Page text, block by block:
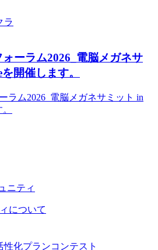
ラ
ーラム2026_電脳メガネサ
開催します。
ラム2026_電脳メガネサミット in
について
性化プランコンテスト